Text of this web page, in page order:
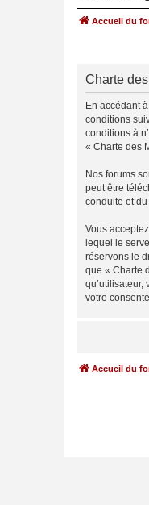
Accueil du
Charte
En accédant
conditions
conditions à
« Charte des
Nos forums
peut être
conduite et
Vous
lequel le
réservons le
que « Charte
votre
Accueil du